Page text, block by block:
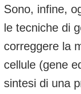
Sono, infine,
le tecniche di
correggere la
cellule (gene
sintesi di una